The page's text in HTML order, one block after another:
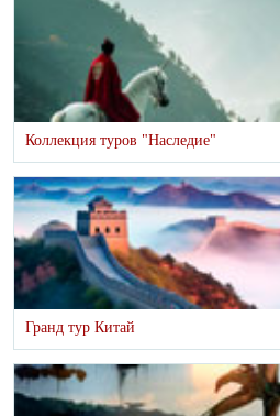
Коллекция туров "Наследие"
Гранд тур Китай